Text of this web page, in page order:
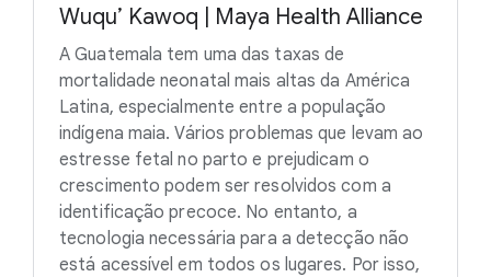
Wuqu’ Kawoq | Maya Health Alliance
A Guatemala tem uma das taxas de
mortalidade neonatal mais altas da América
Latina, especialmente entre a população
indígena maia. Vários problemas que levam ao
estresse fetal no parto e prejudicam o
crescimento podem ser resolvidos com a
identificação precoce. No entanto, a
tecnologia necessária para a detecção não
está acessível em todos os lugares. Por isso,